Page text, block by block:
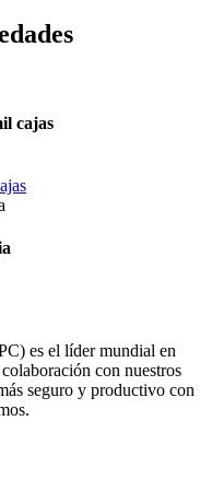
cajas
es el líder mundial en
con nuestros
seguro y productivo con